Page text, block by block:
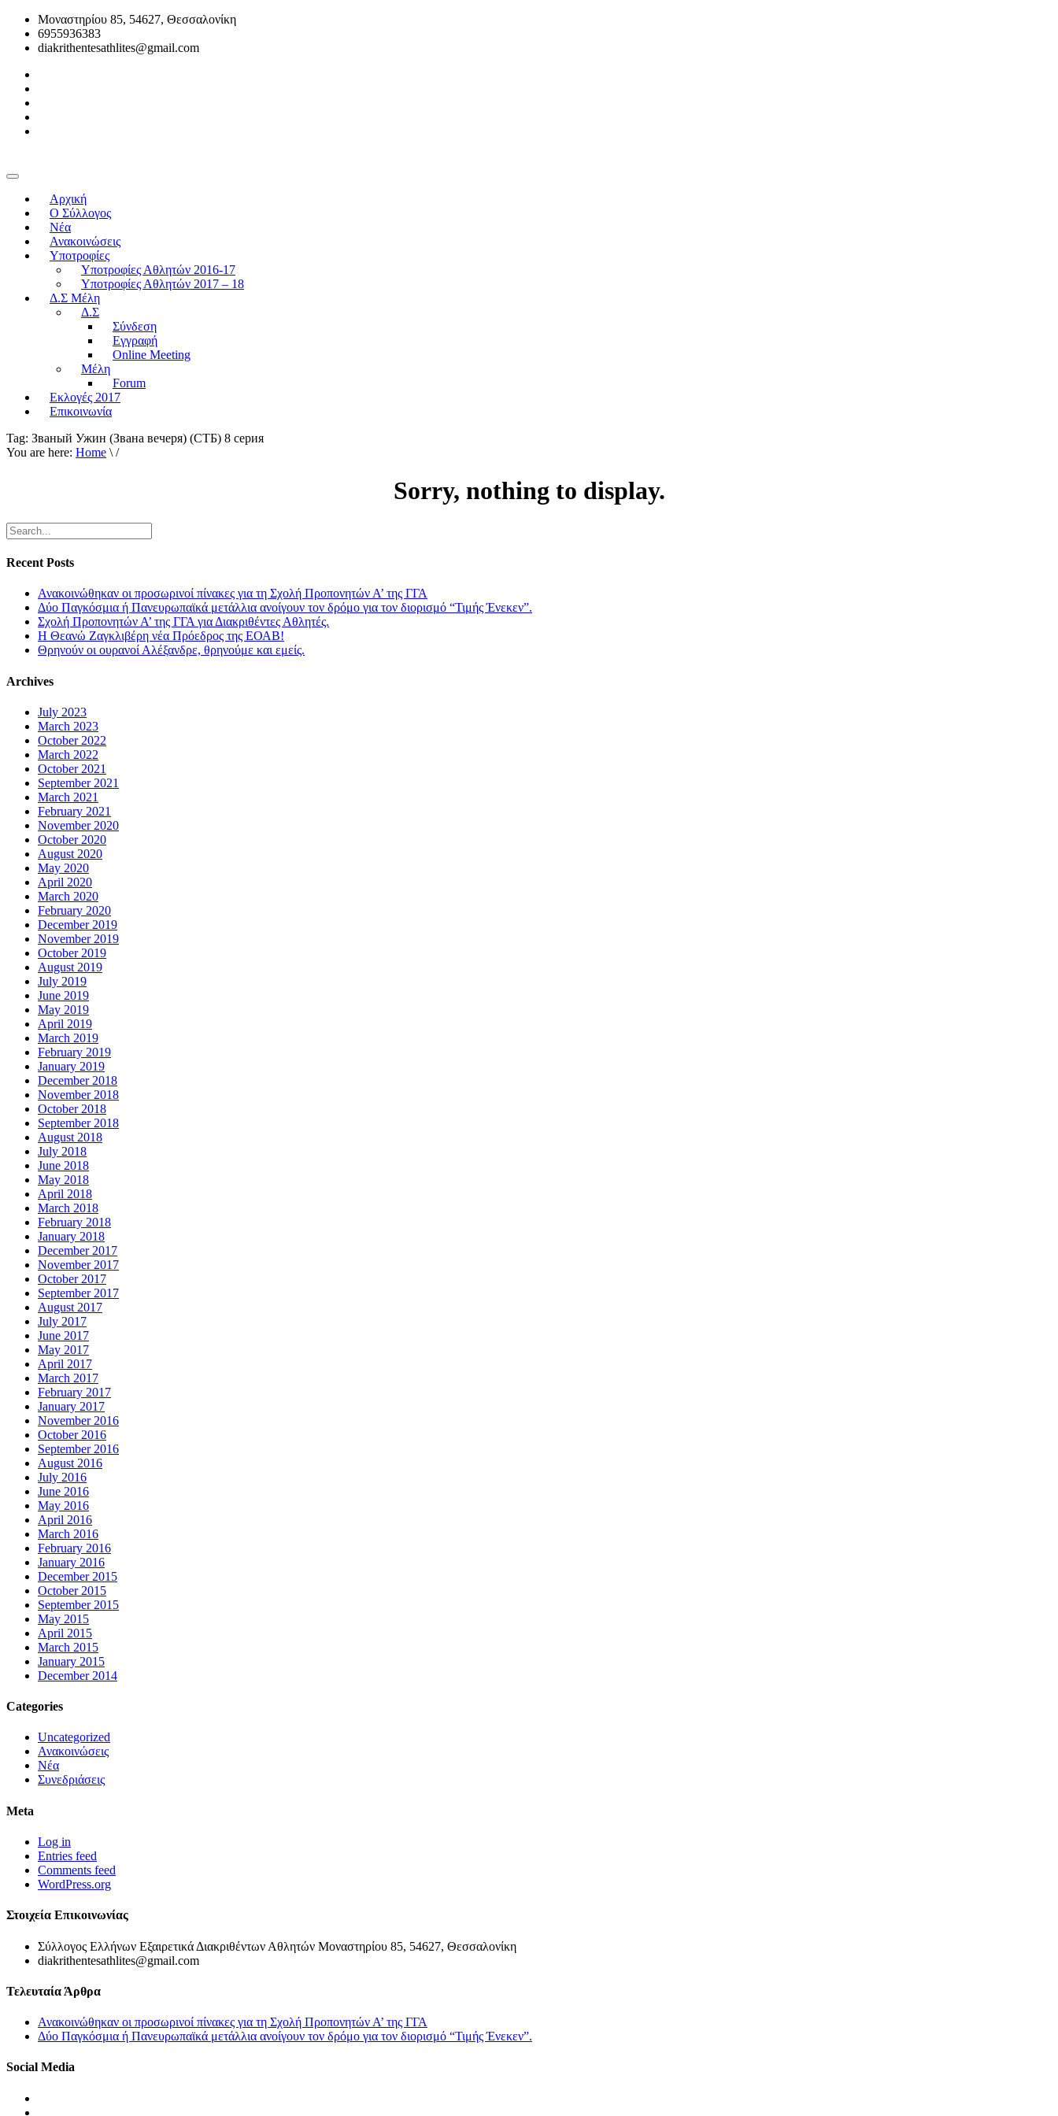
Μοναστηρίου 85, 54627, Θεσσαλονίκη
6955936383
diakrithentesathlites@gmail.com
Αρχική
O Σύλλογος
Νέα
Ανακοινώσεις
Υποτροφίες
Υποτροφίες Αθλητών 2016-17
Υποτροφίες Αθλητών 2017 – 18
Δ.Σ Μέλη
Δ.Σ
Σύνδεση
Εγγραφή
Online Meeting
Μέλη
Forum
Εκλογές 2017
Επικοινωνία
Tag: Званый Ужин (Звана вечеря) (СТБ) 8 серия
You are here: Home \ /
Sorry, nothing to display.
Recent Posts
Ανακοινώθηκαν οι προσωρινοί πίνακες για τη Σχολή Προπονητών Α’ της ΓΓΑ
Δύο Παγκόσμια ή Πανευρωπαϊκά μετάλλια ανοίγουν τον δρόμο για τον διορισμό “Τιμής Ένεκεν”.
Σχολή Προπονητών Α’ της ΓΓΑ για Διακριθέντες Αθλητές.
Η Θεανώ Ζαγκλιβέρη νέα Πρόεδρος της ΕΟΑΒ!
Θρηνούν οι ουρανοί Αλέξανδρε, θρηνούμε και εμείς.
Archives
July 2023
March 2023
October 2022
March 2022
October 2021
September 2021
March 2021
February 2021
November 2020
October 2020
August 2020
May 2020
April 2020
March 2020
February 2020
December 2019
November 2019
October 2019
August 2019
July 2019
June 2019
May 2019
April 2019
March 2019
February 2019
January 2019
December 2018
November 2018
October 2018
September 2018
August 2018
July 2018
June 2018
May 2018
April 2018
March 2018
February 2018
January 2018
December 2017
November 2017
October 2017
September 2017
August 2017
July 2017
June 2017
May 2017
April 2017
March 2017
February 2017
January 2017
November 2016
October 2016
September 2016
August 2016
July 2016
June 2016
May 2016
April 2016
March 2016
February 2016
January 2016
December 2015
October 2015
September 2015
May 2015
April 2015
March 2015
January 2015
December 2014
Categories
Uncategorized
Ανακοινώσεις
Νέα
Συνεδριάσεις
Meta
Log in
Entries feed
Comments feed
WordPress.org
Στοιχεία Επικοινωνίας
Σύλλογος Ελλήνων Εξαιρετικά Διακριθέντων Αθλητών Μοναστηρίου 85, 54627, Θεσσαλονίκη
diakrithentesathlites@gmail.com
Τελευταία Άρθρα
Ανακοινώθηκαν οι προσωρινοί πίνακες για τη Σχολή Προπονητών Α’ της ΓΓΑ
Δύο Παγκόσμια ή Πανευρωπαϊκά μετάλλια ανοίγουν τον δρόμο για τον διορισμό “Τιμής Ένεκεν”.
Social Media